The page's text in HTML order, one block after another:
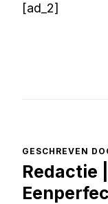
[ad_2]
GESCHREVEN
Redactie |